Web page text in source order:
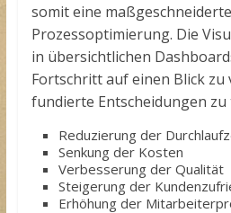
somit eine
Prozessoptimierung. Die
in übersichtlichen
Fortschritt auf einen Blick zu
fundierte Entscheidungen zu
Reduzierung der
Senkung der Kosten
Verbesserung der Qualität
Steigerung der
Erhöhung der